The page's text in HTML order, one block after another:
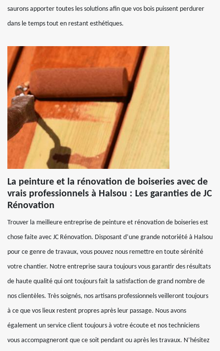
saurons apporter toutes les solutions afin que vos bois puissent perdurer
dans le temps tout en restant esthétiques.
La peinture et la rénovation de boiseries avec de
vrais professionnels à Halsou : Les garanties de JC
Rénovation
Trouver la meilleure entreprise de peinture et rénovation de boiseries est
chose faite avec JC Rénovation. Disposant d’une grande notoriété à Halsou
pour ce genre de travaux, vous pouvez nous remettre en toute sérénité
votre chantier. Notre entreprise saura toujours vous garantir des résultats
de haute qualité qui ont toujours fait la satisfaction de grand nombre de
nos clientèles. Très soignés, nos artisans professionnels veilleront toujours
à ce que vos lieux restent propres après leur passage. Nous avons
également un service client toujours à votre écoute et nos techniciens
vous accompagneront que ce soit pendant ou après les travaux. N’hésitez